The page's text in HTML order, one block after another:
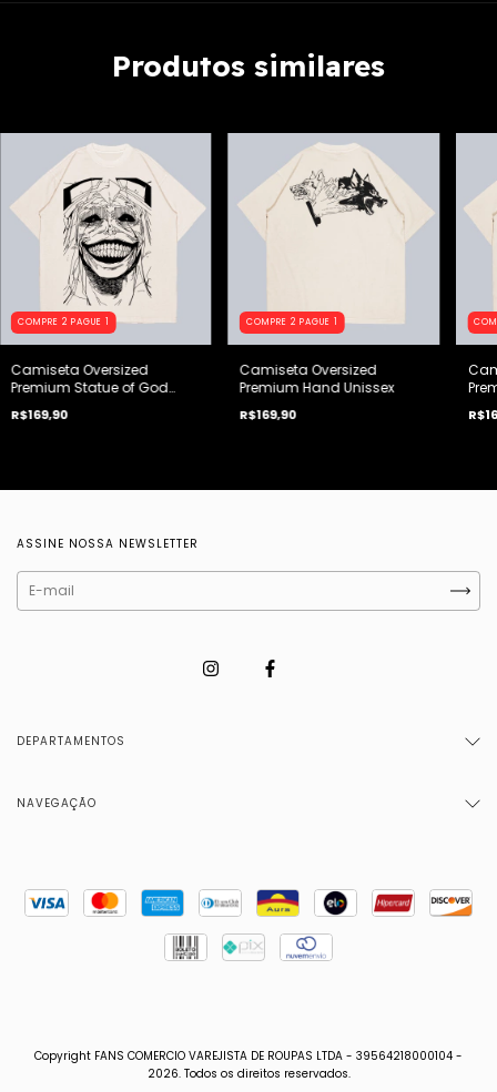
Produtos similares
COMPRE 2 PAGUE 1
Camiseta Oversized
Premium Statue of God
R$169,90
COMPRE 2 PAGUE 1
Camiseta Oversized
Premium Hand Unissex
R$169,90
ASSINE NOSSA NEWSLETTER
DEPARTAMENTOS
NAVEGAÇÃO
Copyright FANS COMERCIO VAREJISTA DE ROUPAS LTDA - 39564218000104 -
2026. Todos os direitos reservados.